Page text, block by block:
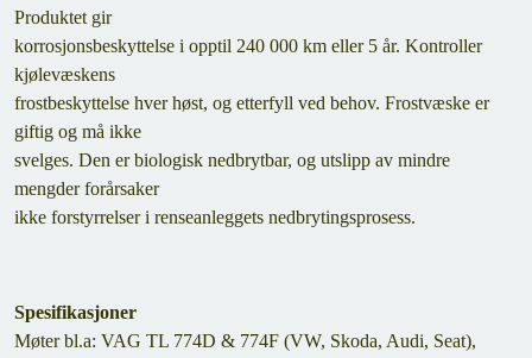
Produktet gir
korrosjonsbeskyttelse i opptil 240 000 km eller 5 år. Kontroller
kjølevæskens
frostbeskyttelse hver høst, og etterfyll ved behov. Frostvæske er
giftig og må ikke
svelges. Den er biologisk nedbrytbar, og utslipp av mindre
mengder forårsaker
ikke forstyrrelser i renseanleggets nedbrytingsprosess.
Spesifikasjoner
Møter bl.a: VAG TL 774D & 774F (VW, Skoda, Audi, Seat),